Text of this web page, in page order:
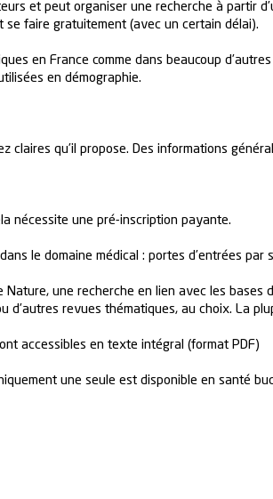
et peut organiser une recherche à partir
se faire gratuitement (avec un certain délai).
en France comme dans beaucoup
en démographie.
claires qu’il propose. Des informations
nécessite une pré-inscription payante.
le domaine médical : portes d’entrées par
une recherche en lien avec les bases
d’autres revues thématiques, au choix. La
accessibles en texte intégral (format PDF)
une seule est disponible en santé